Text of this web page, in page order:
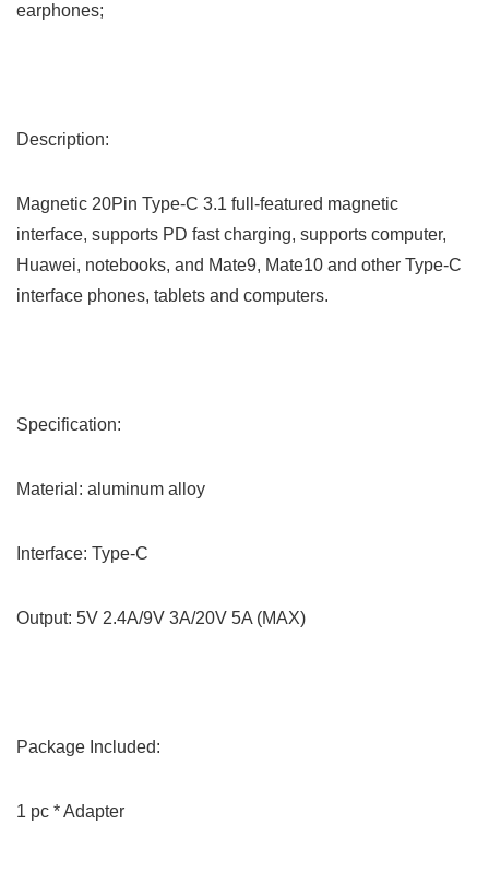
earphones;
Description:
Magnetic 20Pin Type-C 3.1 full-featured magnetic
interface, supports PD fast charging, supports computer,
Huawei, notebooks, and Mate9, Mate10 and other Type-C
interface phones, tablets and computers.
Specification:
Material: aluminum alloy
Interface: Type-C
Output: 5V 2.4A/9V 3A/20V 5A (MAX)
Package Included:
1 pc * Adapter